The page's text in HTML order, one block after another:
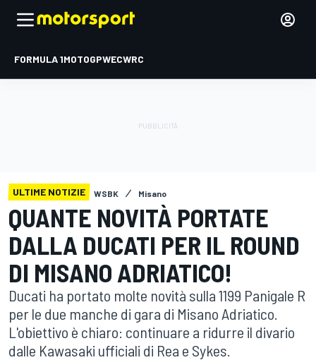
FORMULA 1MOTOGPWECWRC
ULTIME NOTIZIE WSBK Misano
QUANTE NOVITÀ PORTATE
DALLA DUCATI PER IL ROUND
DI MISANO ADRIATICO!
Ducati ha portato molte novità sulla 1199 Panigale R
per le due manche di gara di Misano Adriatico.
L'obiettivo è chiaro: continuare a ridurre il divario
dalle Kawasaki ufficiali di Rea e Sykes.